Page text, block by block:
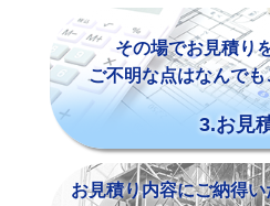
その場でお見積り
ご不明な点はなんで
3.お見
お見積り内容にご納得